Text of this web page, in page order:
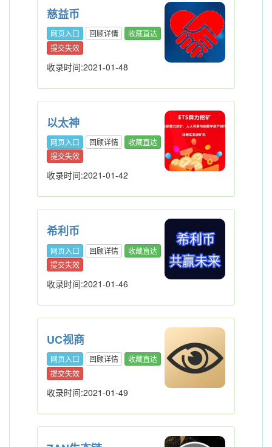
慈益币
网页入口 回顾详情
收藏直达
提交失效
收录时间:2021-01-48
以太神
网页入口 回顾详情
收藏直达
提交失效
收录时间:2021-01-42
希利币
网页入口 回顾详情
收藏直达
提交失效
收录时间:2021-01-46
UC视商
网页入口 回顾详情
收藏直达
提交失效
收录时间:2021-01-49